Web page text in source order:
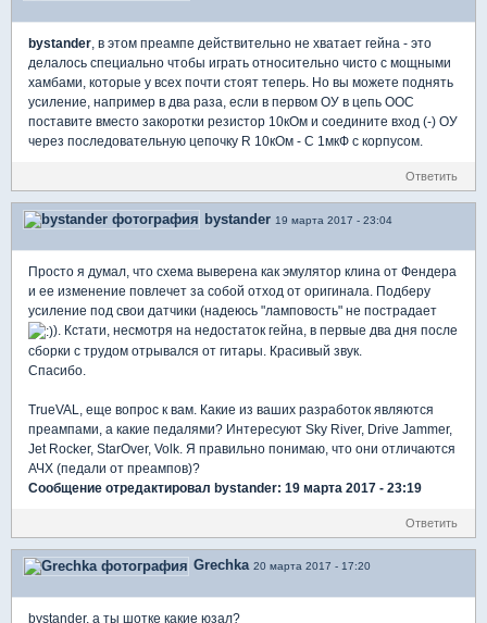
bystander, в этом преампе действительно не хватает гейна - это
делалось специально чтобы играть относительно чисто с мощными
хамбами, которые у всех почти стоят теперь. Но вы можете поднять
усиление, например в два раза, если в первом ОУ в цепь ООС
поставите вместо закоротки резистор 10кОм и соедините вход (-) ОУ
через последовательную цепочку R 10кОм - С 1мкФ с корпусом.
Ответить
bystander 19 марта 2017 - 23:04
Просто я думал, что схема выверена как эмулятор клина от Фендера
и ее изменение повлечет за собой отход от оригинала. Подберу
усиление под свои датчики (надеюсь "ламповость" не пострадает
). Кстати, несмотря на недостаток гейна, в первые два дня после
сборки с трудом отрывался от гитары. Красивый звук.
Спасибо.
TrueVAL, еще вопрос к вам. Какие из ваших разработок являются
преампами, а какие педалями? Интересуют Sky River, Drive Jammer,
Jet Rocker, StarOver, Volk. Я правильно понимаю, что они отличаются
АЧХ (педали от преампов)?
Сообщение отредактировал bystander: 19 марта 2017 - 23:19
Ответить
Grechka 20 марта 2017 - 17:20
bystander, а ты шотке какие юзал?